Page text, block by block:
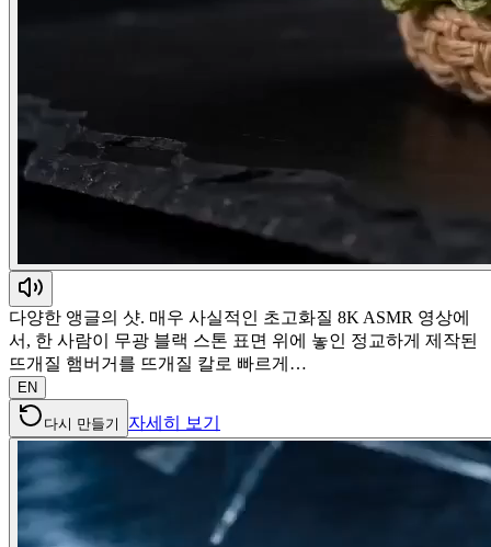
다양한 앵글의 샷. 매우 사실적인 초고화질 8K ASMR 영상에
서, 한 사람이 무광 블랙 스톤 표면 위에 놓인 정교하게 제작된
뜨개질 햄버거를 뜨개질 칼로 빠르게…
EN
다시 만들기 자세히 보기